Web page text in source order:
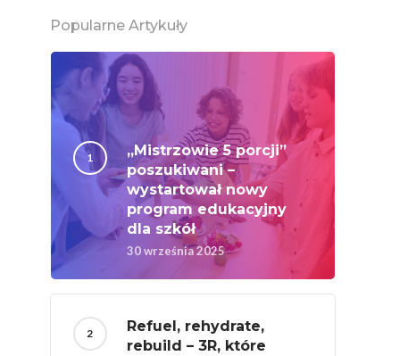
Popularne Artykuły
„Mistrzowie 5 porcji”
poszukiwani –
wystartował nowy
program edukacyjny
dla szkół
30 września 2025
Refuel, rehydrate,
rebuild – 3R, które